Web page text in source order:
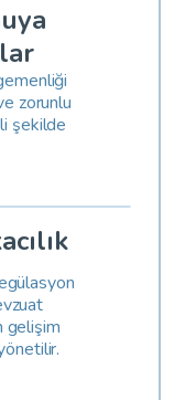
zorunlu
şekilde
gelişim